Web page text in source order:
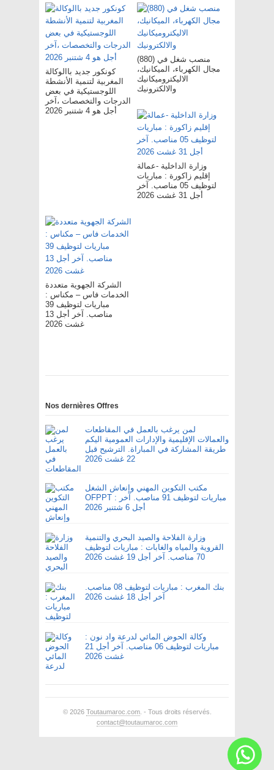
كونكور جديد باالوكالة
المغربية لتنمية الأنشطة
اللوجستيكية في بعض
الدرجات والتخصصات ،آخر
أجل هو 4 شتنبر 2026
(880) منصب شغل في
مجال الكهرباء، الميكانيك،
الاليكتروميكانيك
والالكترونيك
وزارة الداخلية -عمالة
إقليم زاكورة : مباريات
لتوظيف 05 مناصب. آخر
أجل 31 غشت 2026
الشركة الجهوية متعددة
الخدمات فاس – مکناس :
مباريات لتوظيف 39
مناصب. آخر أجل 13
غشت 2026
Nos dernières Offres
لمن يرغب بالعمل في المقاطعات
والعمالات الإقليمية والإدارات العمومية اليكم
طريقة المشاركة في المباراة. الترشيح قبل
22 غشت 2026
مكتب التكوين المهني وإنعاش الشغل
OFPPT : مباريات لتوظيف 91 مناصب. آخر
أجل 6 شتنبر 2026
وزارة الفلاحة والصيد البحري والتنمية
القروية والمياه والغابات : مباريات لتوظيف
70 مناصب. آخر أجل 19 غشت 2026
بنك المغرب : مباريات لتوظيف 08 مناصب.
آخر أجل 18 غشت 2026
وكالة الحوض المائي لدرعة واد نون :
مباريات لتوظيف 06 مناصب. آخر أجل 21
غشت 2026
© 2026 Toutaumaroc.com. - Tous droits réservés.
contact@toutaumaroc.com